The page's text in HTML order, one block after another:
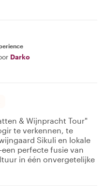
Darko
& Wijnpracht Tour"
te verkennen, te
Sikuli en lokale
perfecte fusie van
in één onvergetelijke